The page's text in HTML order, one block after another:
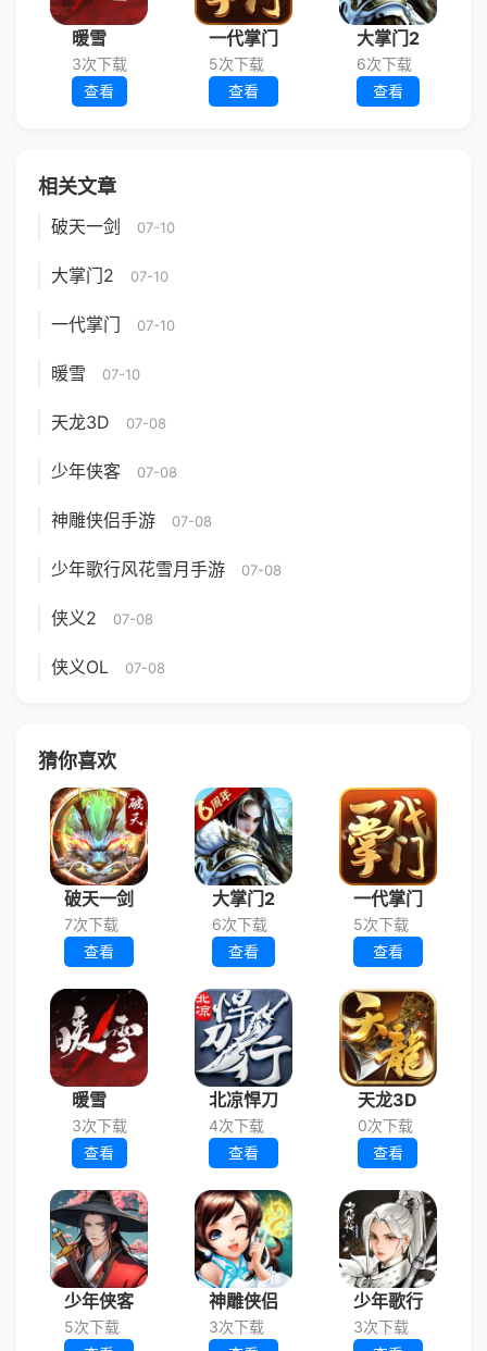
暖雪
3次下载
查看
一代掌门
5次下载
查看
大掌门2
6次下载
查看
相关文章
破天一剑 07-10
大掌门2 07-10
一代掌门 07-10
暖雪 07-10
天龙3D 07-08
少年侠客 07-08
神雕侠侣手游 07-08
少年歌行风花雪月手游 07-08
侠义2 07-08
侠义OL 07-08
猜你喜欢
破天一剑
7次下载
查看
大掌门2
6次下载
查看
一代掌门
5次下载
查看
暖雪
3次下载
查看
北凉悍刀
4次下载
查看
天龙3D
0次下载
查看
少年侠客
5次下载
神雕侠侣
3次下载
少年歌行
3次下载